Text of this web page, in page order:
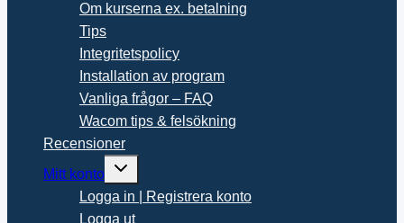
Om kurserna ex. betalning
Tips
Integritetspolicy
Installation av program
Vanliga frågor – FAQ
Wacom tips & felsökning
Recensioner
Mitt konto
Toggle
menu
Logga in | Registrera konto
Logga ut